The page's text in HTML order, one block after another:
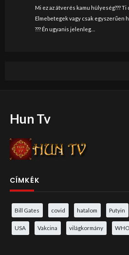
Mi ez az átverés kamu hülyeség??? Ti
Elmebetegek vagy csak egyszerűen
??? Én ugyanis jelenleg…
Hun Tv
CÍMKÉK
Bill Gates covid hatalom Putyin
USA Vakcina világkormány WHO